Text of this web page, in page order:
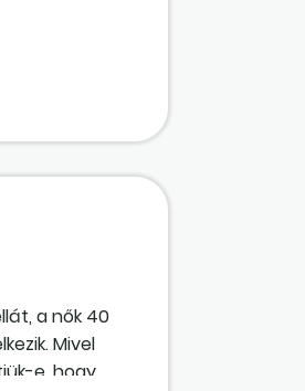
a nők 40
Mivel
e, hogy